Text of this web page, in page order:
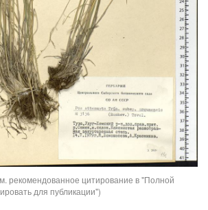
рекомендованное цитирование в "Полной
для публикации")